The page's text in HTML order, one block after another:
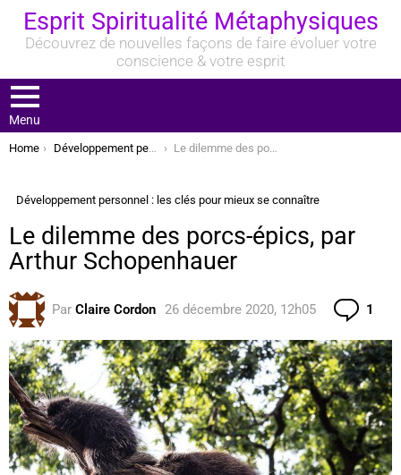
Esprit Spiritualité Métaphysiques
Découvrez de nouvelles façons de faire évoluer votre
conscience & votre esprit
Menu
You are here:
Home Développement personnel : les clés pour mieux se connaître Le dilemme des porcs-épics, par Arthur Schopenhauer
Développement personnel : les clés pour mieux se connaître
Le dilemme des porcs-épics, par
Arthur Schopenhauer
Par Claire Cordon 26 décembre 2020, 12h05 1